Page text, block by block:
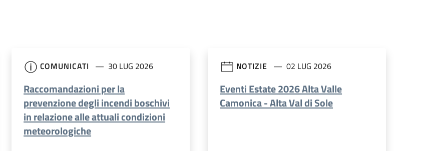
COMUNICATI 30 LUG 2026
Raccomandazioni per la
prevenzione degli incendi boschivi
in relazione alle attuali condizioni
meteorologiche
NOTIZIE 02 LUG 2026
Eventi Estate 2026 Alta Valle
Camonica - Alta Val di Sole